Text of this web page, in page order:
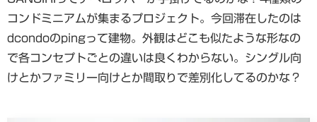
コンドミニアムが集まるプロジェクト。今回滞在したのは
dcondoのpingって建物。外観はどこも似たような形なの
で各コンセプトごとの違いは良くわからない。シングル向
けとかファミリー向けとか間取りで差別化してるのかな？